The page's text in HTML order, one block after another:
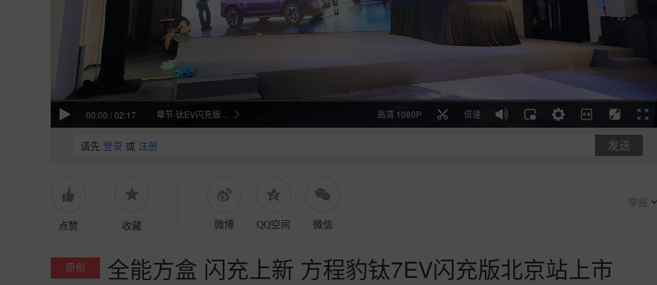
00:00 /02:17 高清 1080P 倍速
请先 登录 或 注册 发送
点赞 收藏 微博 QQ空间 微信
举报
原创 全能方盒 闪充上新 方程豹钛7EV闪充版北京站上市